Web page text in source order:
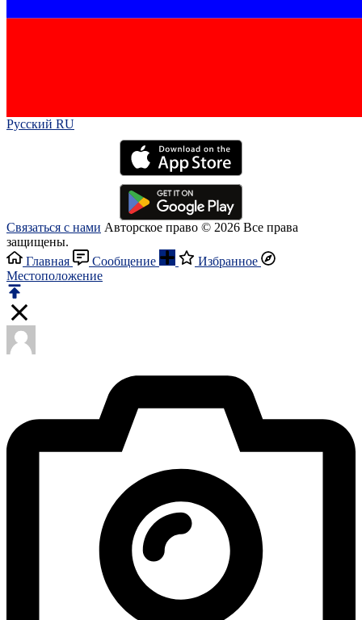
Русский RU‎
Связаться с нами Авторское право © 2026 Все права
защищены.
Главная
Сообщение
Избранное
Местоположение